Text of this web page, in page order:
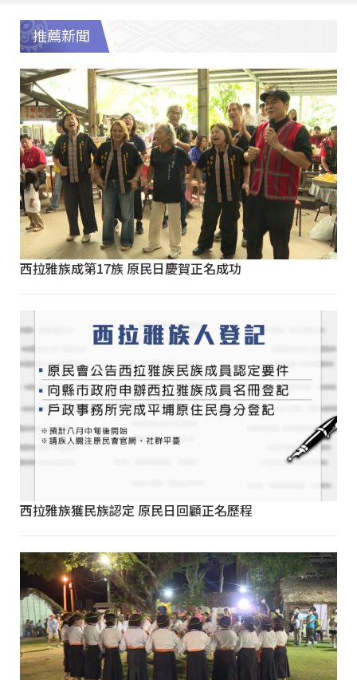
推薦新聞
西拉雅族成第17族 原民日慶賀正名成功
西拉雅族獲民族認定 原民日回顧正名歷程